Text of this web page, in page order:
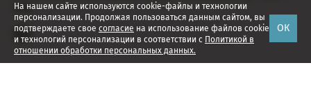
На нашем сайте используются cookie-файлы и технологии
персонализации. Продолжая пользоваться данным сайтом, вы
подтверждаете свое согласие на использование файлов cookie
и технологий персонализации в соответствии с Политикой в
отношении обработки персональных данных.
ОК
2026